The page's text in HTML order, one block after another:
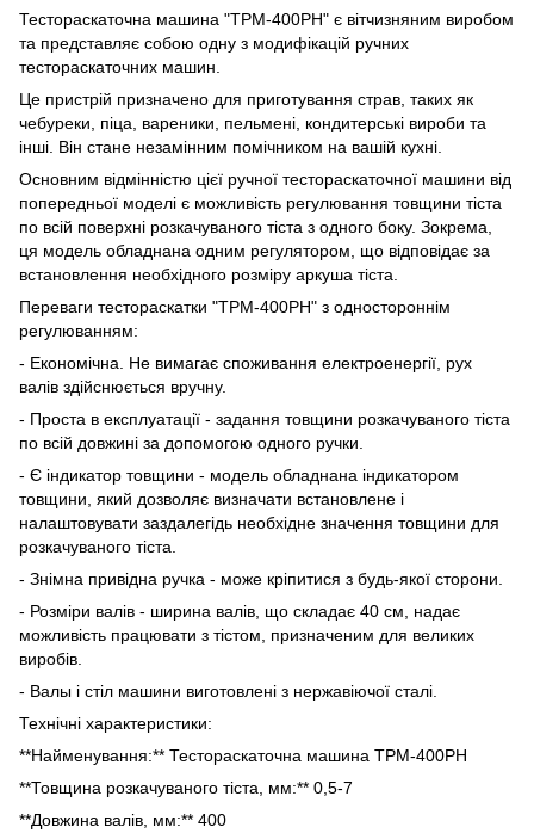
Тестораскаточна машина "ТРМ-400РН" є вітчизняним виробом
та представляє собою одну з модифікацій ручних
тестораскаточних машин.
Це пристрій призначено для приготування страв, таких як
чебуреки, піца, вареники, пельмені, кондитерські вироби та
інші. Він стане незамінним помічником на вашій кухні.
Основним відмінністю цієї ручної тестораскаточної машини від
попередньої моделі є можливість регулювання товщини тіста
по всій поверхні розкачуваного тіста з одного боку. Зокрема,
ця модель обладнана одним регулятором, що відповідає за
встановлення необхідного розміру аркуша тіста.
Переваги тестораскатки "ТРМ-400РН" з одностороннім
регулюванням:
- Економічна. Не вимагає споживання електроенергії, рух
валів здійснюється вручну.
- Проста в експлуатації - задання товщини розкачуваного тіста
по всій довжині за допомогою одного ручки.
- Є індикатор товщини - модель обладнана індикатором
товщини, який дозволяє визначати встановлене і
налаштовувати заздалегідь необхідне значення товщини для
розкачуваного тіста.
- Знімна привідна ручка - може кріпитися з будь-якої сторони.
- Розміри валів - ширина валів, що складає 40 см, надає
можливість працювати з тістом, призначеним для великих
виробів.
- Валы і стіл машини виготовлені з нержавіючої сталі.
Технічні характеристики:
**Найменування:** Тестораскаточна машина ТРМ-400РН
**Товщина розкачуваного тіста, мм:** 0,5-7
**Довжина валів, мм:** 400